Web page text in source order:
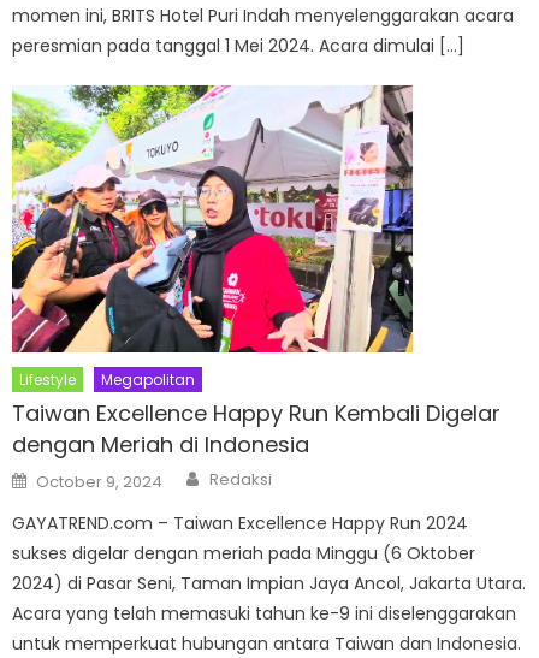
momen ini, BRITS Hotel Puri Indah menyelenggarakan acara
peresmian pada tanggal 1 Mei 2024. Acara dimulai […]
Lifestyle Megapolitan
Taiwan Excellence Happy Run Kembali Digelar
dengan Meriah di Indonesia
Posted
on
October 9, 2024 Author
Redaksi
GAYATREND.com – Taiwan Excellence Happy Run 2024
sukses digelar dengan meriah pada Minggu (6 Oktober
2024) di Pasar Seni, Taman Impian Jaya Ancol, Jakarta Utara.
Acara yang telah memasuki tahun ke-9 ini diselenggarakan
untuk memperkuat hubungan antara Taiwan dan Indonesia.